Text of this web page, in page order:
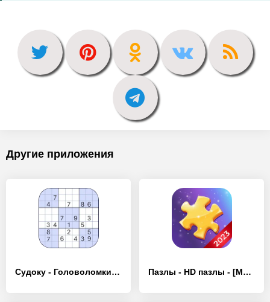
Другие приложения
Судоку - Головоломки, Sudoku - [MOD Бесконечные монеты] Пазлы - HD пазлы - [MOD Бесконечные монеты]